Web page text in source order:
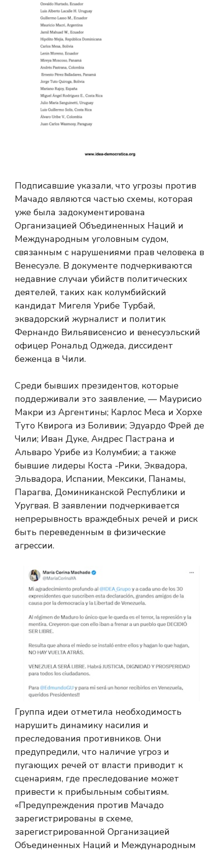
Подписавшие указали, что угрозы против
Мачадо являются частью схемы, которая
уже была задокументирована
Организацией Объединенных Наций и
Международным уголовным судом,
связанным с нарушениями прав человека в
Венесуэле. В документе подчеркиваются
недавние случаи убийств политических
деятелей, таких как колумбийский
кандидат Мигеля Урибе Турбай,
эквадорский журналист и политик
Фернандо Вильявисенсио и венесуэльский
офицер Рональд Оджеда, диссидент
беженца в Чили.
Среди бывших президентов, которые
поддерживали это заявление, — Маурисио
Макри из Аргентины; Карлос Меса и Хорхе
Туто Квирога из Боливии; Эдуардо Фрей де
Чили; Иван Дуке, Андрес Пастрана и
Альваро Урибе из Колумбии; а также
бывшие лидеры Коста -Рики, Эквадора,
Эльвадора, Испании, Мексики, Панамы,
Парагва, Доминиканской Республики и
Уругвая. В заявлении подчеркивается
непрерывность враждебных речей и риск
быть переведенным в физические
агрессии.
Группа идеи отметила необходимость
нарушить динамику насилия и
преследования противников. Они
предупредили, что наличие угроз и
пугающих речей от власти приводит к
сценариям, где преследование может
привести к прибыльным событиям.
«Предупреждения против Мачадо
зарегистрированы в схеме,
зарегистрированной Организацией
Объединенных Наций и Международным